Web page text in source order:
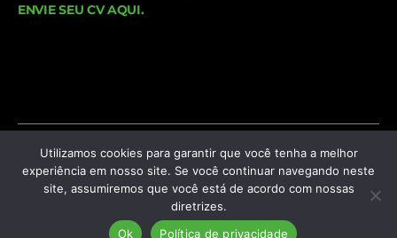
ENVIE SEU CV AQUI.
Agência Máquina © 1995-2026 | Todos os direitos
reservados
Utilizamos cookies para garantir que você tenha a melhor
experiência em nosso site. Se você continuar navegando neste
site, assumiremos que você está de acordo com nossas
diretrizes.
Ok
Política de privacidade